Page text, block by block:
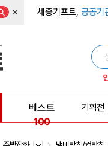
× 세종기프트, 공공기
베스트
100
기획전